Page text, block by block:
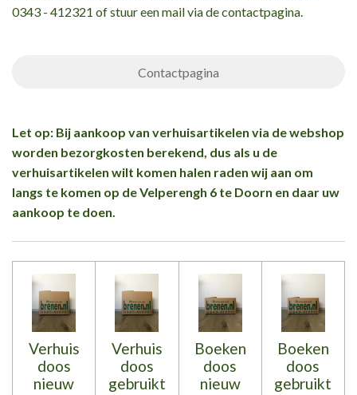
0343 - 412321 of stuur een mail via de contactpagina.
Contactpagina
Let op: Bij aankoop van verhuisartikelen via de webshop
worden bezorgkosten berekend, dus als u de
verhuisartikelen wilt komen halen raden wij aan om
langs te komen op de Velperengh 6 te Doorn en daar uw
aankoop te doen.
Verhuis
doos
nieuw
Verhuis
doos
gebruikt
Boeken
doos
nieuw
Boeken
doos
gebruikt